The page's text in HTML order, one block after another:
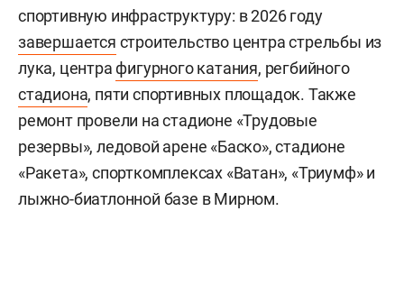
спортивную инфраструктуру: в 2026 году
завершается строительство центра стрельбы из
лука, центра фигурного катания, регбийного
стадиона, пяти спортивных площадок. Также
ремонт провели на стадионе «Трудовые
резервы», ледовой арене «Баско», стадионе
«Ракета», спорткомплексах «Ватан», «Триумф» и
лыжно-биатлонной базе в Мирном.